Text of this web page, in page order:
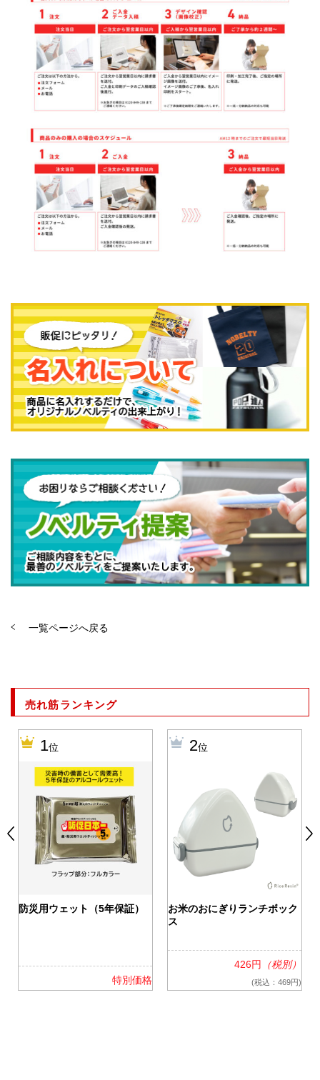
一覧ページへ戻る
売れ筋ランキング
1位
防災用ウェット（5年保証）
特別価格
2位
お米のおにぎりランチボック
ス
426円 （税別）
(税込：469円)